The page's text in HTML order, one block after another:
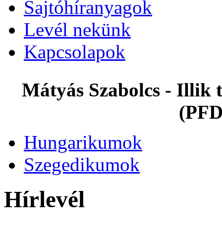
Sajtóhíranyagok
Levél nekünk
Kapcsolapok
Mátyás Szabolcs - Illik
Hungarikumok
Szegedikumok
Hírlevél